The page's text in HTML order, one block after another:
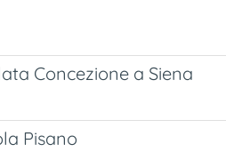
Concezione a Siena
Pisano